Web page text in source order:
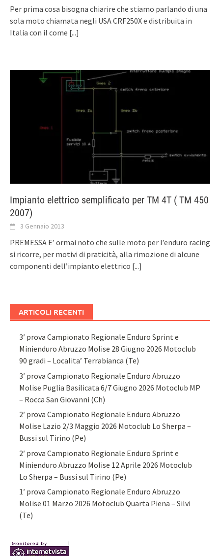
Per prima cosa bisogna chiarire che stiamo parlando di una
sola moto chiamata negli USA CRF250X e distribuita in
Italia con il come [...]
Impianto elettrico semplificato per TM 4T ( TM 450
2007)
3 Gennaio 2013
PREMESSA E’ ormai noto che sulle moto per l’enduro racing
si ricorre, per motivi di praticità, alla rimozione di alcune
componenti dell’impianto elettrico [...]
ARTICOLI RECENTI
3′ prova Campionato Regionale Enduro Sprint e
Minienduro Abruzzo Molise 28 Giugno 2026 Motoclub
90 gradi – Localita’ Terrabianca (Te)
3′ prova Campionato Regionale Enduro Abruzzo
Molise Puglia Basilicata 6/7 Giugno 2026 Motoclub MP
– Rocca San Giovanni (Ch)
2′ prova Campionato Regionale Enduro Abruzzo
Molise Lazio 2/3 Maggio 2026 Motoclub Lo Sherpa –
Bussi sul Tirino (Pe)
2′ prova Campionato Regionale Enduro Sprint e
Minienduro Abruzzo Molise 12 Aprile 2026 Motoclub
Lo Sherpa – Bussi sul Tirino (Pe)
1′ prova Campionato Regionale Enduro Abruzzo
Molise 01 Marzo 2026 Motoclub Quarta Piena – Silvi
(Te)